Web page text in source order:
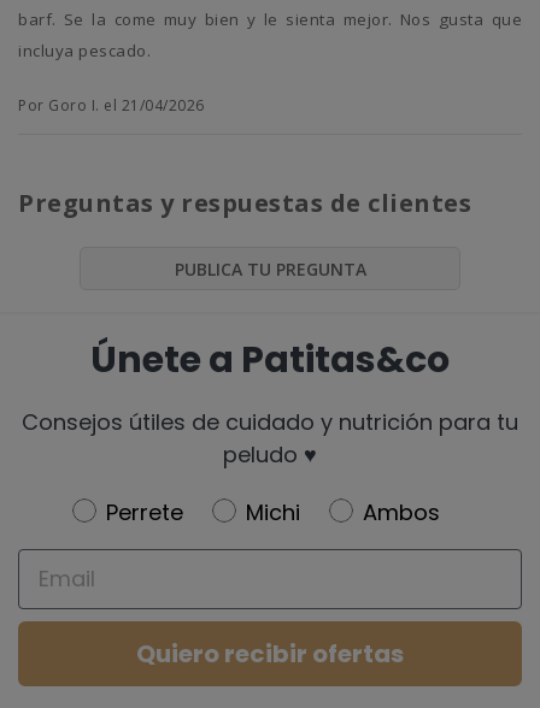
barf. Se la come muy bien y le sienta mejor. Nos gusta que
incluya pescado.
Por Goro I. el 21/04/2026
Preguntas y respuestas de clientes
PUBLICA TU PREGUNTA
Únete a Patitas&co
Consejos útiles de cuidado y nutrición para tu
peludo ♥️
Newsletter
Perrete Michi
Ambos
Email
Quiero recibir ofertas